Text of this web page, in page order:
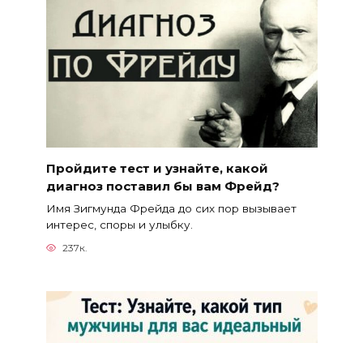
Пройдите тест и узнайте, какой
диагноз поставил бы вам Фрейд?
Имя Зигмунда Фрейда до сих пор вызывает
интерес, споры и улыбку.
237к.